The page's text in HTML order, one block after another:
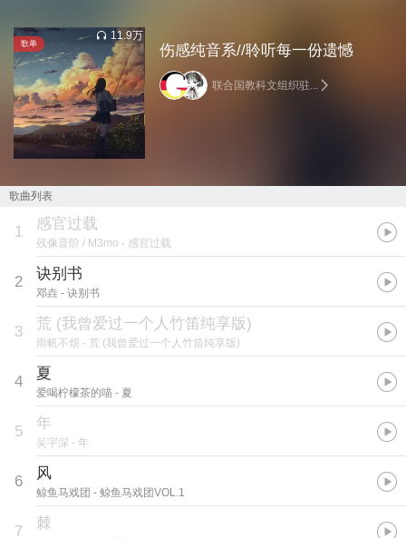
歌单
11.9万
伤感纯音系//聆听每一份遗憾
联合国教科文组织驻...
歌曲列表
1 感官过载
残像音阶 / M3mo - 感官过载
2 诀别书
邓垚 - 诀别书
3 荒 (我曾爱过一个人竹笛纯享版)
雨帆不烦 - 荒 (我曾爱过一个人竹笛纯享版)
4 夏
爱喝柠檬茶的喵 - 夏
5 年
吴宇深 - 年
6 风
鲸鱼马戏团 - 鲸鱼马戏团VOL.1
7 棘